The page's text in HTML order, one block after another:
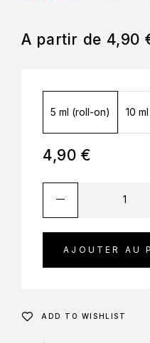
A partir de 4,90
5 ml (roll-on) 10
4,90€
AJOUTER AU
ADD TO WISHLIST